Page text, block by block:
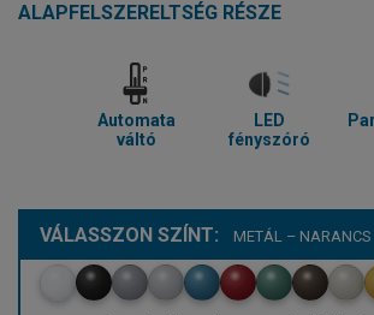
ALAPFELSZERELTSÉG RÉSZE
Automata
váltó
LED
fényszóró
VÁLASSZON SZÍNT: METÁL – NARANCS